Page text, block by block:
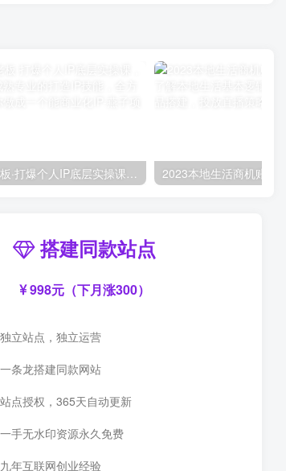
蟹老板·打爆个人IP底层实操课，教你成熟专业的打造IP技能，全方位带你做成一个能商业化IP
搭建同款站点
998元（下月涨300）
独立站点，独立运营
一条龙搭建同款网站
站点授权，365天自动更新
一手无水印资源永久免费
九年互联网创业经验